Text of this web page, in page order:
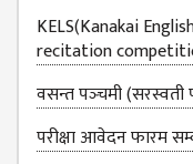
LIBRARY
MANAGEMENT
COMMITTEE
COMPUTER
MANAGEMENT
KELS(Kanakai
recitation
वसन्त पञ्‍चमी (सरस्वती
परीक्षा आवेदन फारम